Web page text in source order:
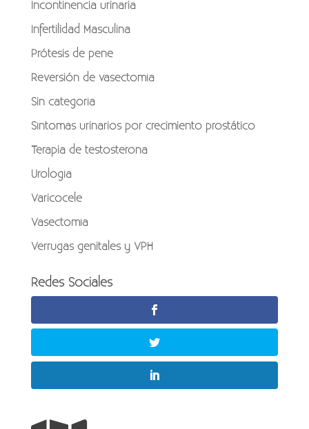
Incontinencia urinaria
Infertilidad Masculina
Prótesis de pene
Reversión de vasectomía
Sin categoría
Síntomas urinarios por crecimiento prostático
Terapia de testosterona
Urología
Varicocele
Vasectomía
Verrugas genitales y VPH
Redes Sociales